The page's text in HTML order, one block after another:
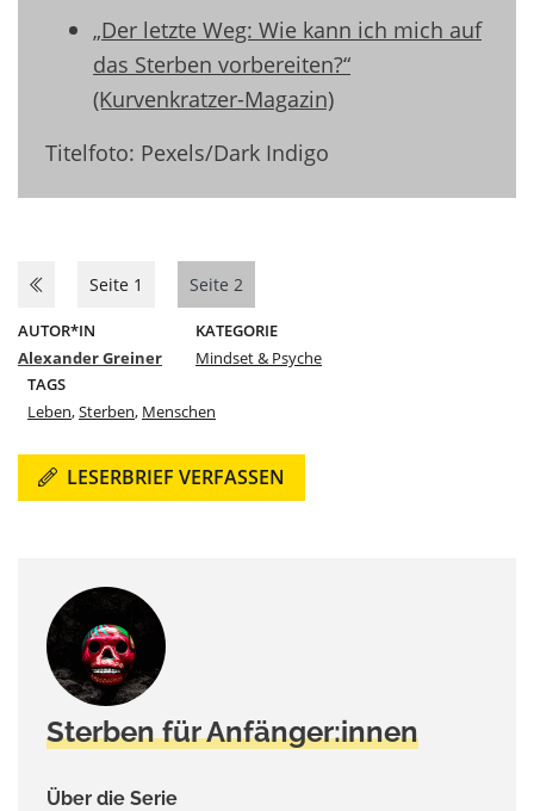
„Der letzte Weg: Wie kann ich mich auf
das Sterben vorbereiten?“
(Kurvenkratzer-Magazin)
Titelfoto: Pexels/Dark Indigo
Seite 1 Seite 2
AUTOR*IN
Alexander Greiner
KATEGORIE
Mindset & Psyche
TAGS
Leben,Sterben, Menschen
LESERBRIEF VERFASSEN
Sterben für Anfänger:innen
Über die Serie